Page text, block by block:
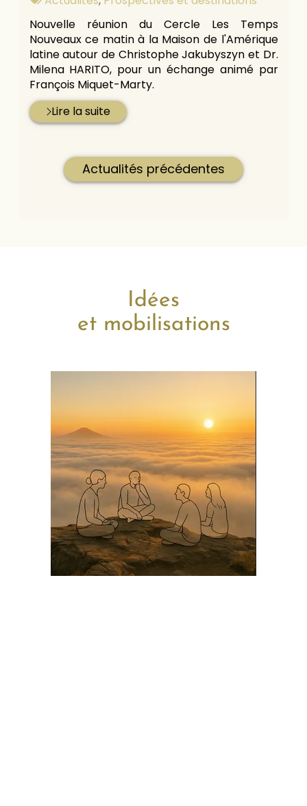
Nouvelle réunion du Cercle Les Temps
Nouveaux ce matin à la Maison de l'Amérique
latine autour de Christophe Jakubyszyn et Dr.
Milena HARITO, pour un échange animé par
François Miquet-Marty.
Lire la suite
Actualités précédentes
Idées
et mobilisations